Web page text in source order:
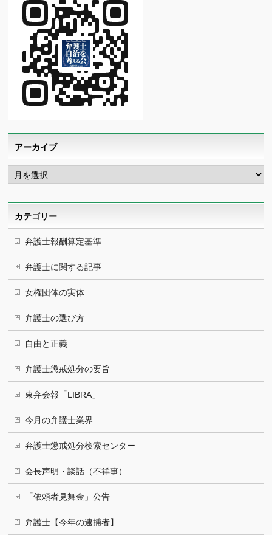
アーカイブ
ア
ー
カ
カテゴリー
弁護士報酬算定基準
弁護士に関する記事
女権団体の実体
弁護士の選び方
自由と正義
弁護士懲戒処分の要旨
東弁会報「LIBRA」
今月の弁護士業界
弁護士懲戒処分検索センター
会長声明・談話（不祥事）
「依頼者見舞金」公告
弁護士【今年の逮捕者】